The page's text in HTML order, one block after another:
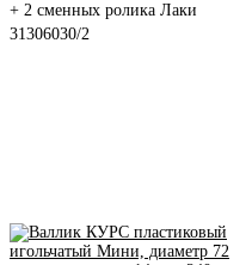
+ 2 сменных ролика Лаки
31306030/2